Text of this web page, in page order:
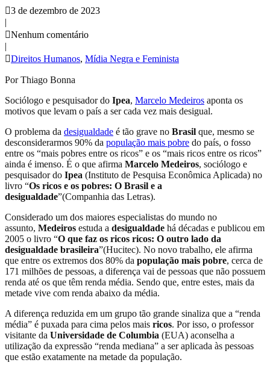
3 de dezembro de 2023
|
Nenhum comentário
|
Direitos Humanos, Mídia Negra e Feminista
Por Thiago Bonna
Sociólogo e pesquisador do Ipea, Marcelo Medeiros aponta os
motivos que levam o país a ser cada vez mais desigual.
O problema da desigualdade é tão grave no Brasil que, mesmo se
desconsiderarmos 90% da população mais pobre do país, o fosso
entre os “mais pobres entre os ricos” e os “mais ricos entre os ricos”
ainda é imenso. É o que afirma Marcelo Medeiros, sociólogo e
pesquisador do Ipea (Instituto de Pesquisa Econômica Aplicada) no
livro “Os ricos e os pobres: O Brasil e a
desigualdade”(Companhia das Letras).
Considerado um dos maiores especialistas do mundo no
assunto, Medeiros estuda a desigualdade há décadas e publicou em
2005 o livro “O que faz os ricos ricos: O outro lado da
desigualdade brasileira”(Hucitec). No novo trabalho, ele afirma
que entre os extremos dos 80% da população mais pobre, cerca de
171 milhões de pessoas, a diferença vai de pessoas que não possuem
renda até os que têm renda média. Sendo que, entre estes, mais da
metade vive com renda abaixo da média.
A diferença reduzida em um grupo tão grande sinaliza que a “renda
média” é puxada para cima pelos mais ricos. Por isso, o professor
visitante da Universidade de Columbia (EUA) aconselha a
utilização da expressão “renda mediana” a ser aplicada às pessoas
que estão exatamente na metade da população.